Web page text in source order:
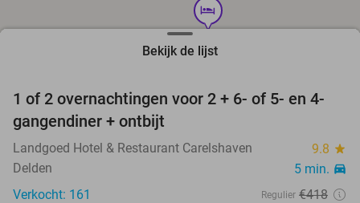
hotel
Bekijk de lijst
31%
1 of 2 overnachtingen voor 2 + 6- of 5- en 4-
gangendiner + ontbijt
Landgoed Hotel & Restaurant Carelshaven 9.8 star
Delden 5 min. directions_car
Verkocht: 161 Regulier €418